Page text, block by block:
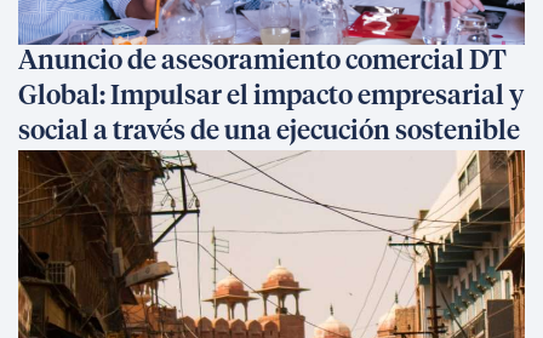
Anuncio de asesoramiento comercial DT
Global: Impulsar el impacto empresarial y
social a través de una ejecución sostenible